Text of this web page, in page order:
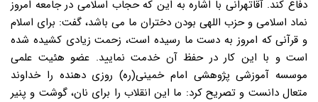
دفاع کند. آقاتهرانی با اشاره به این که حجاب اسلامی در جامعه امروز
نماد اسلامی و حزب اللهی بودن دختران ما می باشد، گفت: برای اسلام
و قرآنی که امروز به دست ما رسیده است، زحمت زیادی کشیده شده
است و با این کار در حفظ آن خدمت نمایید. عضو هئیت علمی
موسسه آموزشی پژوهشی امام خمینی(ره) روزی دهنده را خداوند
متعال دانست و تصریح کرد: ما این انقلاب را برای نان، گوشت و پنیر